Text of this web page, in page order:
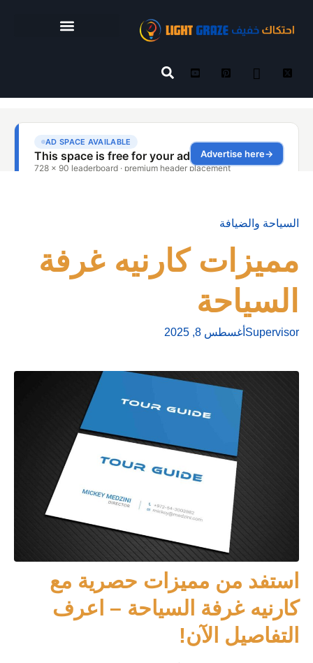
السياحة والضيافة
مميزات كارنيه غرفة
السياحة
Supervisor أغسطس 8, 2025
استفد من مميزات حصرية مع
كارنيه غرفة السياحة – اعرف
التفاصيل الآن!